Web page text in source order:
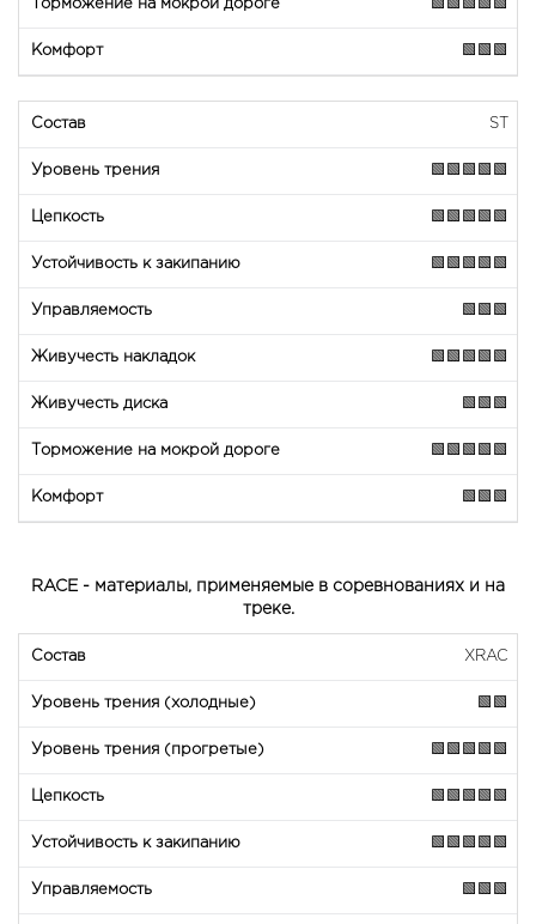
🟩🟩🟩🟩🟩
🟩🟩🟩
ST
🟩🟩🟩🟩🟩
🟩🟩🟩🟩🟩
🟩🟩🟩🟩🟩
🟩🟩🟩
🟩🟩🟩🟩🟩
🟩🟩🟩
🟩🟩🟩🟩🟩
🟩🟩🟩
RACE - материалы, применяемые в соревнованиях и на
треке.
XRAC
🟩🟩
🟩🟩🟩🟩🟩
🟩🟩🟩🟩🟩
🟩🟩🟩🟩🟩
🟩🟩🟩